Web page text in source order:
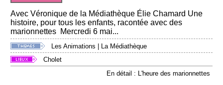
Avec Véronique de la Médiathèque Élie Chamard Une
histoire, pour tous les enfants, racontée avec des
marionnettes Mercredi 6 mai...
Les Animations | La Médiathèque
Cholet
En détail : L'heure des marionnettes